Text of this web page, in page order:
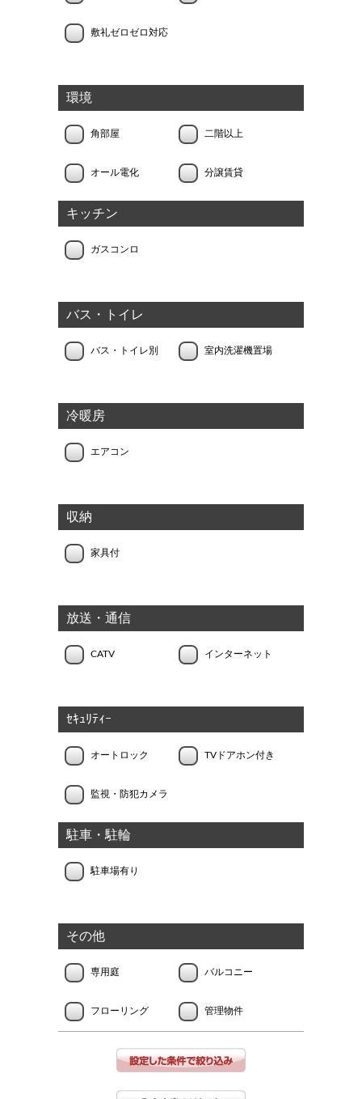
敷礼ゼロゼロ対応
環境
角部屋 二階以上
オール電化 分譲賃貸
キッチン
ガスコンロ
バス・トイレ
バス・トイレ別 室内洗濯機置場
冷暖房
エアコン
収納
家具付
放送・通信
CATV インターネット
ｾｷｭﾘﾃｨｰ
オートロック TVドアホン付き
監視・防犯カメラ
駐車・駐輪
駐車場有り
その他
専用庭 バルコニー
フローリング 管理物件